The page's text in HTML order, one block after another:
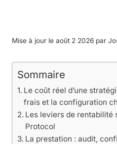
Mise à jour le août 2 2026 par
Sommaire
Le coût réel d’une
frais et la configuration
Les leviers de rentabilité
Protocol
La prestation : audit,